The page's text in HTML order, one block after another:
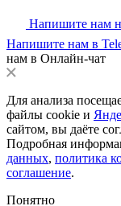
Напишите нам
Напишите нам в
нам в Онлайн-чат
Для анализа
файлы cookie и
сайтом, вы даёте
Подробная
данных, политика
соглашение.
Понятно